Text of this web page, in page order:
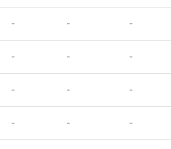
- - -
- - -
- - -
- - -